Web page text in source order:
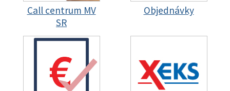
Call centrum MV
SR
Objednávky